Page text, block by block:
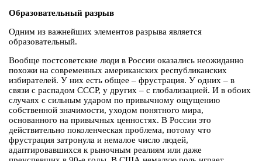
Образовательный разрыв
Одним из важнейших элементов разрыва является
образовательный.
Вообще постсоветские люди в России оказались неожиданно
похожи на современных американских республиканских
избирателей. У них есть общее – фрустрация. У одних – в
связи с распадом СССР, у других – с глобализацией. И в обоих
случаях с сильным ударом по привычному ощущению
собственной значимости, уходом понятного мира,
основанного на привычных ценностях. В России это
действительно поколенческая проблема, потому что
фрустрация затронула и немалое число людей,
адаптировавшихся к рыночным реалиям или даже